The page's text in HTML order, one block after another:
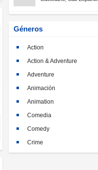
Géneros
Action
Action & Adventure
Adventure
Animación
Animation
Comedia
Comedy
Crime